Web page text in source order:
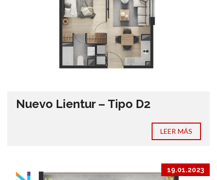
Nuevo Lientur – Tipo D2
LEER MÁS
19.01.2023